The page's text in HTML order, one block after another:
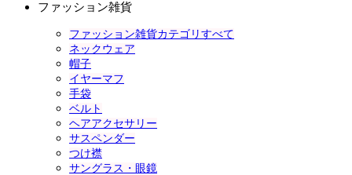
ファッション雑貨
ファッション雑貨カテゴリすべて
ネックウェア
帽子
イヤーマフ
手袋
ベルト
ヘアアクセサリー
サスペンダー
つけ襟
サングラス・眼鏡